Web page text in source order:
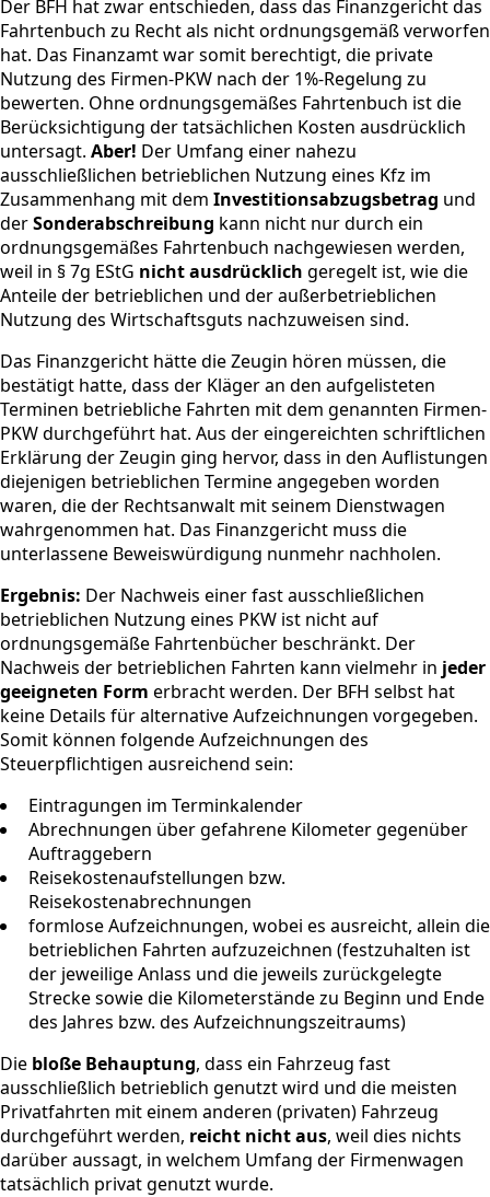
Der BFH hat zwar entschieden, dass das Finanzgericht das
Fahrtenbuch zu Recht als nicht ordnungsgemäß verworfen
hat. Das Finanzamt war somit berechtigt, die private
Nutzung des Firmen-PKW nach der 1%-Regelung zu
bewerten. Ohne ordnungsgemäßes Fahrtenbuch ist die
Berücksichtigung der tatsächlichen Kosten ausdrücklich
untersagt. Aber! Der Umfang einer nahezu
ausschließlichen betrieblichen Nutzung eines Kfz im
Zusammenhang mit dem Investitionsabzugsbetrag und
derSonderabschreibung kann nicht nur durch ein
ordnungsgemäßes Fahrtenbuch nachgewiesen werden,
weil in § 7g EStG nicht ausdrücklich geregelt ist, wie die
Anteile der betrieblichen und der außerbetrieblichen
Nutzung des Wirtschaftsguts nachzuweisen sind.
Das Finanzgericht hätte die Zeugin hören müssen, die
bestätigt hatte, dass der Kläger an den aufgelisteten
Terminen betriebliche Fahrten mit dem genannten Firmen-
PKW durchgeführt hat. Aus der eingereichten schriftlichen
Erklärung der Zeugin ging hervor, dass in den Auflistungen
diejenigen betrieblichen Termine angegeben worden
waren, die der Rechtsanwalt mit seinem Dienstwagen
wahrgenommen hat. Das Finanzgericht muss die
unterlassene Beweiswürdigung nunmehr nachholen.
Ergebnis: Der Nachweis einer fast ausschließlichen
betrieblichen Nutzung eines PKW ist nicht auf
ordnungsgemäße Fahrtenbücher beschränkt. Der
Nachweis der betrieblichen Fahrten kann vielmehr in jeder
geeigneten Form erbracht werden. Der BFH selbst hat
keine Details für alternative Aufzeichnungen vorgegeben.
Somit können folgende Aufzeichnungen des
Steuerpflichtigen ausreichend sein:
Eintragungen im Terminkalender
Abrechnungen über gefahrene Kilometer gegenüber
Auftraggebern
Reisekostenaufstellungen bzw.
Reisekostenabrechnungen
formlose Aufzeichnungen, wobei es ausreicht, allein die
betrieblichen Fahrten aufzuzeichnen (festzuhalten ist
der jeweilige Anlass und die jeweils zurückgelegte
Strecke sowie die Kilometerstände zu Beginn und Ende
des Jahres bzw. des Aufzeichnungszeitraums)
Die bloße Behauptung, dass ein Fahrzeug fast
ausschließlich betrieblich genutzt wird und die meisten
Privatfahrten mit einem anderen (privaten) Fahrzeug
durchgeführt werden, reicht nicht aus, weil dies nichts
darüber aussagt, in welchem Umfang der Firmenwagen
tatsächlich privat genutzt wurde.